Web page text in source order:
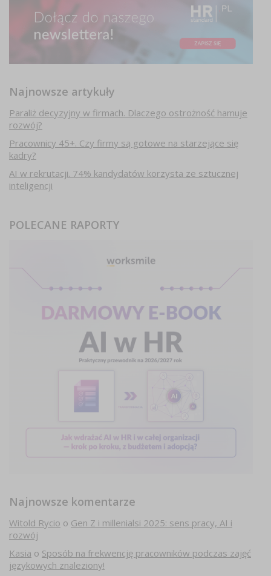
Najnowsze artykuły
Paraliż decyzyjny w firmach. Dlaczego ostrożność hamuje
rozwój?
Pracownicy 45+. Czy firmy są gotowe na starzejące się
kadry?
AI w rekrutacji. 74% kandydatów korzysta ze sztucznej
inteligencji
POLECANE RAPORTY
Najnowsze komentarze
Witold Rycio o Gen Z i millenialsi 2025: sens pracy, AI i
rozwój
Kasia o Sposób na frekwencję pracowników podczas zajęć
językowych znaleziony!